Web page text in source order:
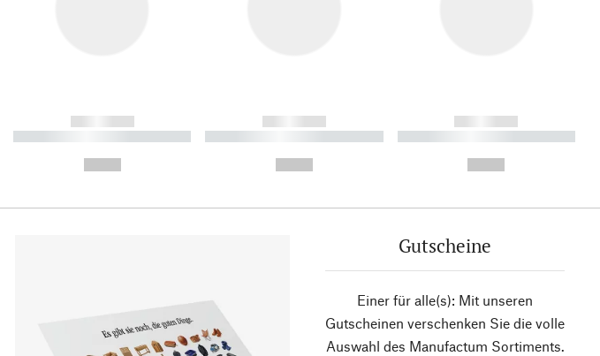
------------
----------- ----------- ----------
------------
----------- ----------- ----------
------------
----------- ----------- ----------
Gutscheine
Einer für alle(s): Mit unseren
Gutscheinen verschenken Sie die volle
Auswahl des Manufactum Sortiments.